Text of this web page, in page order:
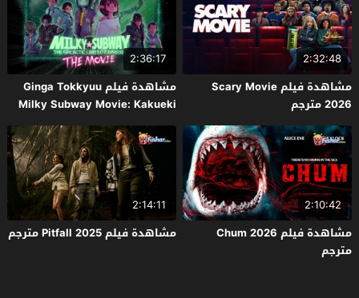
2:32:48
مشاهدة فيلم Scary Movie
2026 مترجم
2:36:17
مشاهدة فيلم Ginga Tokkyuu
Milky Subway Movie: Kakueki
Teisha Gekijou Yuki 2026 مترجم
2:10:42
مشاهدة فيلم Chum 2026
مترجم
2:14:11
مشاهدة فيلم Pitfall 2025 مترجم